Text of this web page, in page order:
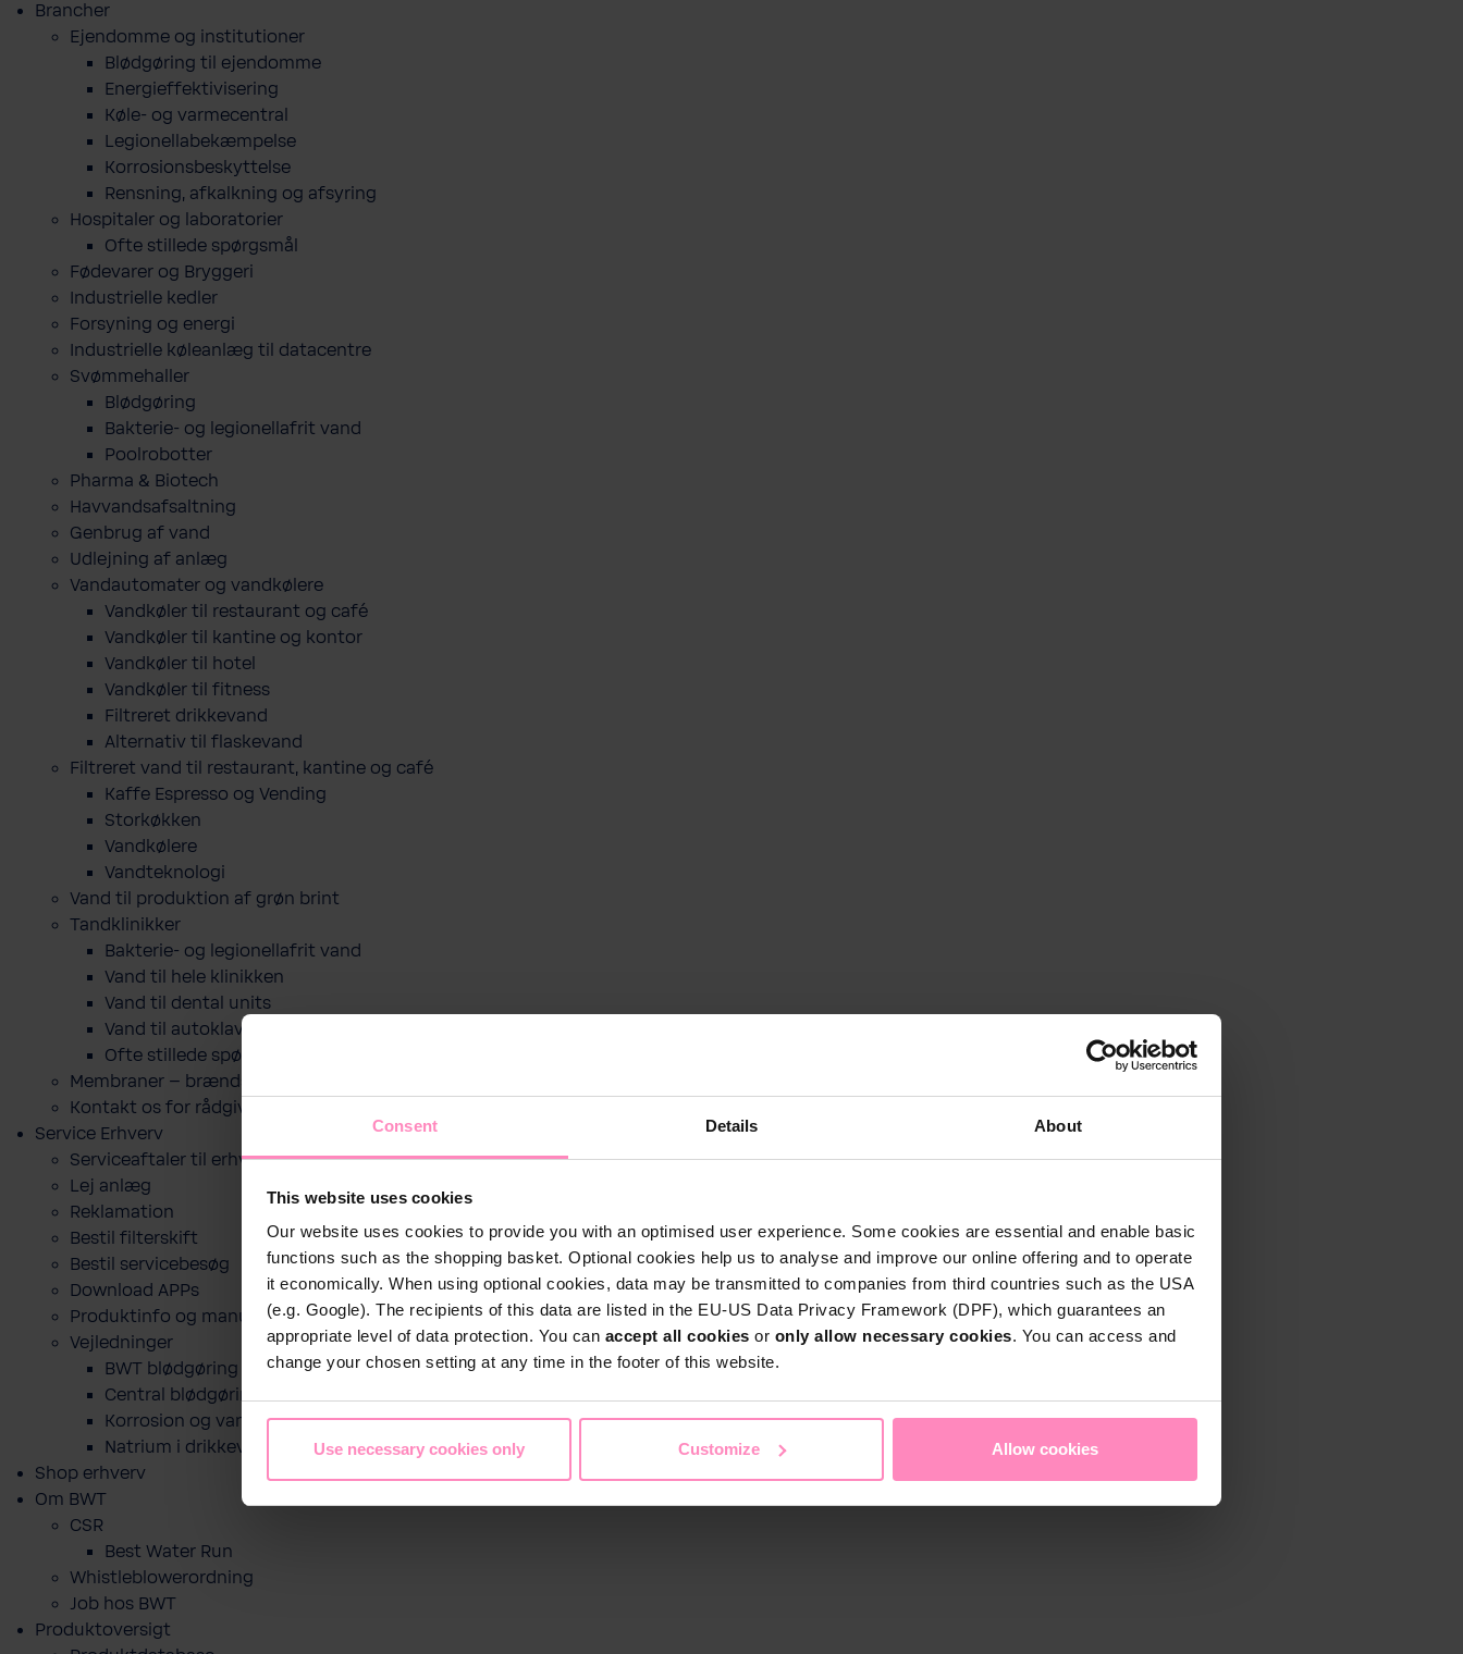
Consent Details About
This website uses cookies
Our website uses cookies to provide you with an optimised user experience. Some cookies are essential and enable basic
functions such as the shopping basket. Optional cookies help us to analyse and improve our online offering and to operate
it economically. When using optional cookies, data may be transmitted to companies from third countries such as the USA
(e.g. Google). The recipients of this data are listed in the EU-US Data Privacy Framework (DPF), which guarantees an
appropriate level of data protection. You can accept all cookies or only allow necessary cookies. You can access and
change your chosen setting at any time in the footer of this website.
Use necessary cookies only Customize Allow cookies
Brancher
Ejendomme og institutioner
Blødgøring til ejendomme
Energieffektivisering
Køle- og varmecentral
Legionellabekæmpelse
Korrosionsbeskyttelse
Rensning, afkalkning og afsyring
Hospitaler og laboratorier
Ofte stillede spørgsmål
Fødevarer og Bryggeri
Industrielle kedler
Forsyning og energi
Industrielle køleanlæg til datacentre
Svømmehaller
Blødgøring
Bakterie- og legionellafrit vand
Poolrobotter
Pharma & Biotech
Havvandsafsaltning
Genbrug af vand
Udlejning af anlæg
Vandautomater og vandkølere
Vandkøler til restaurant og café
Vandkøler til kantine og kontor
Vandkøler til hotel
Vandkøler til fitness
Filtreret drikkevand
Alternativ til flaskevand
Filtreret vand til restaurant, kantine og café
Kaffe Espresso og Vending
Storkøkken
Vandkølere
Vandteknologi
Vand til produktion af grøn brint
Tandklinikker
Bakterie-​ og legio­nel­lafrit vand
Vand til hele klinikken
Vand til dental units
Vand til autoklaver
Ofte stillede spørgsmål
Membraner – brændselscelle
Kontakt os for rådgivning
Service Erhverv
Serviceaftaler til erhverv
Lej anlæg
Reklamation
Bestil filterskift
Bestil servicebesøg
Download APPs
Produktinfo og manualer
Vejledninger
BWT blødgøring til drikkevand
Central blødgøring
Korro­sion og vand­kva­litet
Natrium i drikkevand og blødgøring
Shop erhverv
Om BWT
CSR
Best Water Run
Whistleblowerordning
Job hos BWT
Produktoversigt